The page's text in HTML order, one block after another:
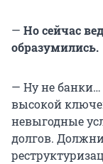
— Но сейчас
образумились.
— Ну не банки…
высокой
невыгодные
долгов.